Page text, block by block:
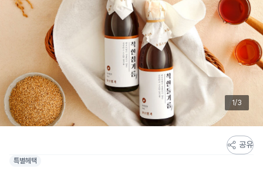
1/3
토
공유
특별헤택